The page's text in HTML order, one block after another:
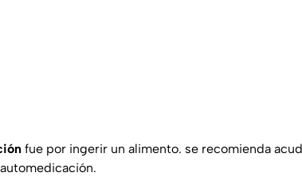
fue por ingerir un alimento. se recomienda